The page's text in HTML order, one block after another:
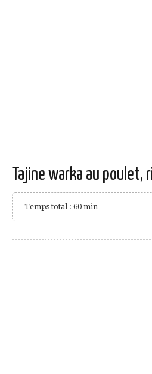
Tajine warka au poulet,
Temps total : 60 min